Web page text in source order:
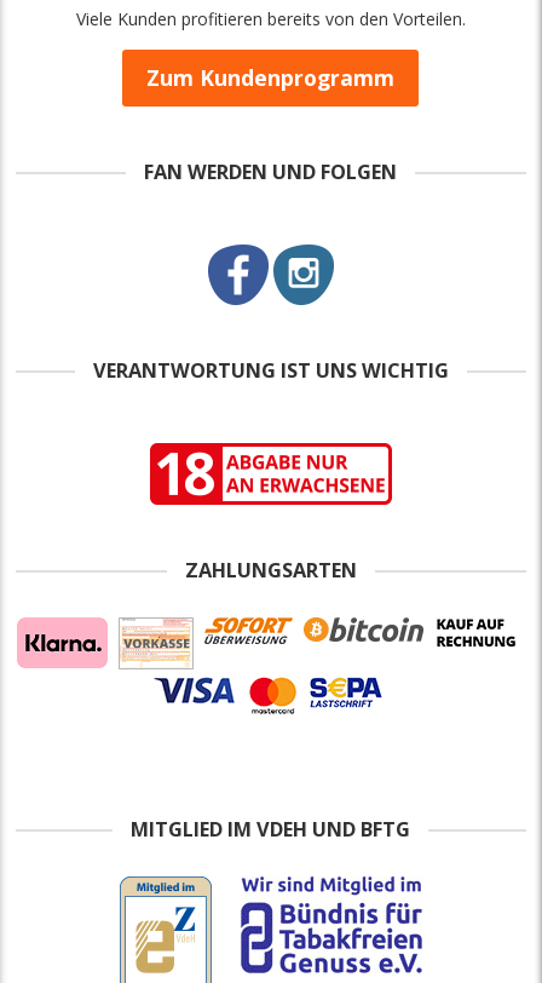
Viele Kunden profitieren bereits von den Vorteilen.
Zum Kundenprogramm
FAN WERDEN UND FOLGEN
VERANTWORTUNG IST UNS WICHTIG
ZAHLUNGSARTEN
MITGLIED IM VDEH UND BFTG